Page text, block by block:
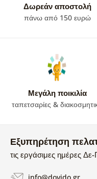
Δωρεάν αποστολή
πάνω από 150 ευρώ
Μεγάλη ποικιλία
ταπετσαρίες &
Εξυπηρέτηση
τις εργάσιμες ημέρες
info@dovido.gr